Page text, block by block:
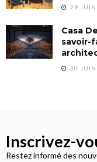
29 JUIN
Casa
savoir-
30 JUIN
Inscrivez-
Restez informé des